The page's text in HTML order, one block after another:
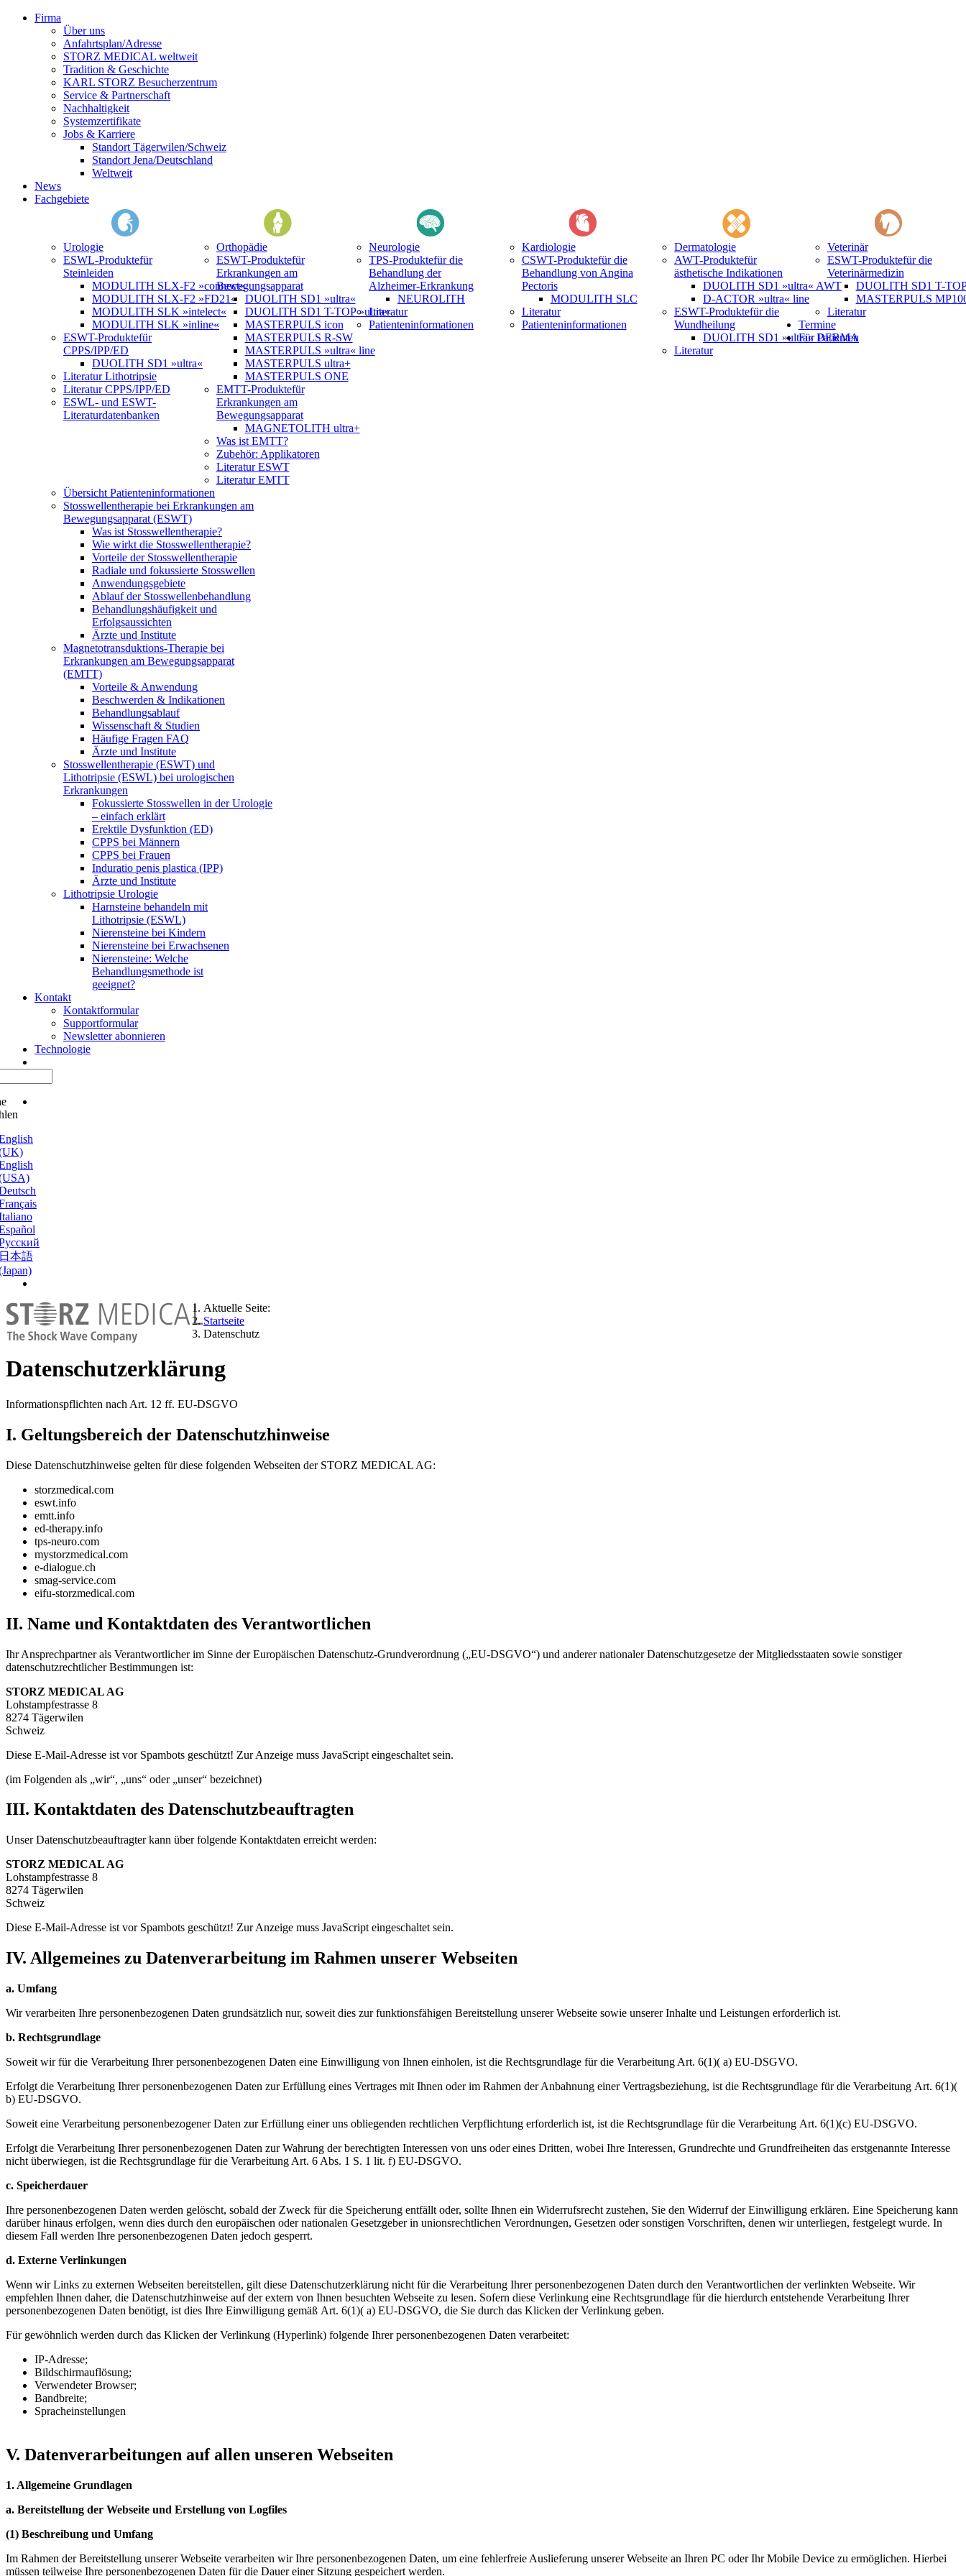
Firma
Über uns
Anfahrtsplan/Adresse
STORZ MEDICAL weltweit
Tradition & Geschichte
KARL STORZ Besucherzentrum
Service & Partnerschaft
Nachhaltigkeit
Systemzertifikate
Jobs & Karriere
Standort Tägerwilen/Schweiz
Standort Jena/Deutschland
Weltweit
News
Fachgebiete
Urologie
ESWL-Produktefür
Steinleiden
MODULITH SLX-F2 »connect«
MODULITH SLX-F2 »FD21«
MODULITH SLK »intelect«
MODULITH SLK »inline«
ESWT-Produktefür
CPPS/IPP/ED
DUOLITH SD1 »ultra«
Literatur Lithotripsie
Literatur CPPS/IPP/ED
ESWL- und ESWT-
Literaturdatenbanken
Orthopädie
ESWT-Produktefür
Erkrankungen am
Bewegungsapparat
DUOLITH SD1 »ultra«
DUOLITH SD1 T-TOP »ultra«
MASTERPULS icon
MASTERPULS R-SW
MASTERPULS »ultra« line
MASTERPULS ultra+
MASTERPULS ONE
EMTT-Produktefür
Erkrankungen am
Bewegungsapparat
MAGNETOLITH ultra+
Was ist EMTT?
Zubehör: Applikatoren
Literatur ESWT
Literatur EMTT
Neurologie
TPS-Produktefür die
Behandlung der
Alzheimer-Erkrankung
NEUROLITH
Literatur
Patienteninformationen
Kardiologie
CSWT-Produktefür die
Behandlung von Angina
Pectoris
MODULITH SLC
Literatur
Patienteninformationen
Dermatologie
AWT-Produktefür
ästhetische Indikationen
DUOLITH SD1 »ultra« AWT
D-ACTOR »ultra« line
ESWT-Produktefür die
Wundheilung
DUOLITH SD1 »ultra« DERMA
Literatur
Veterinär
ESWT-Produktefür die
Veterinärmedizin
DUOLITH SD1 T-
MASTERPULS
Literatur
Termine
Für Patienten
Übersicht Patienteninformationen
Stosswellentherapie bei Erkrankungen am
Bewegungsapparat (ESWT)
Was ist Stosswellentherapie?
Wie wirkt die Stosswellentherapie?
Vorteile der Stosswellentherapie
Radiale und fokussierte Stosswellen
Anwendungsgebiete
Ablauf der Stosswellenbehandlung
Behandlungshäufigkeit und
Erfolgsaussichten
Ärzte und Institute
Magnetotransduktions-Therapie bei
Erkrankungen am Bewegungsapparat
(EMTT)
Vorteile & Anwendung
Beschwerden & Indikationen
Behandlungsablauf
Wissenschaft & Studien
Häufige Fragen FAQ
Ärzte und Institute
Stosswellentherapie (ESWT) und
Lithotripsie (ESWL) bei urologischen
Erkrankungen
Fokussierte Stosswellen in der Urologie
– einfach erklärt
Erektile Dysfunktion (ED)
CPPS bei Männern
CPPS bei Frauen
Induratio penis plastica (IPP)
Ärzte und Institute
Lithotripsie Urologie
Harnsteine behandeln mit
Lithotripsie (ESWL)
Nierensteine bei Kindern
Nierensteine bei Erwachsenen
Nierensteine: Welche
Behandlungsmethode ist
geeignet?
Kontakt
Kontaktformular
Supportformular
Newsletter abonnieren
Technologie
本語
Aktuelle Seite:
Startseite
Datenschutz
Datenschutzerklärung
Informationspflichten nach Art. 12 ff. EU-DSGVO
I. Geltungsbereich der Datenschutzhinweise
Diese Datenschutzhinweise gelten für diese folgenden Webseiten der STORZ MEDICAL AG:
storzmedical.com
eswt.info
emtt.info
ed-therapy.info
tps-neuro.com
mystorzmedical.com
e-dialogue.ch
smag-service.com
eifu-storzmedical.com
II. Name und Kontaktdaten des Verantwortlichen
Ihr Ansprechpartner als Verantwortlicher im Sinne der Europäischen Datenschutz-Grundverordnung („EU-DSGVO“) und anderer nationaler Datenschutzgesetze der Mitgliedsstaaten sowie sonstiger
datenschutzrechtlicher Bestimmungen ist:
STORZ MEDICAL AG
Lohstampfestrasse 8
8274 Tägerwilen
Schweiz
Diese E-Mail-Adresse ist vor Spambots geschützt! Zur Anzeige muss JavaScript eingeschaltet sein.
(im Folgenden als „wir“, „uns“ oder „unser“ bezeichnet)
III. Kontaktdaten des Datenschutzbeauftragten
Unser Datenschutzbeauftragter kann über folgende Kontaktdaten erreicht werden:
STORZ MEDICAL AG
Lohstampfestrasse 8
8274 Tägerwilen
Schweiz
Diese E-Mail-Adresse ist vor Spambots geschützt! Zur Anzeige muss JavaScript eingeschaltet sein.
IV. Allgemeines zu Datenverarbeitung im Rahmen unserer Webseiten
a. Umfang
Wir verarbeiten Ihre personenbezogenen Daten grundsätzlich nur, soweit dies zur funktionsfähigen Bereitstellung unserer Webseite sowie unserer Inhalte und Leistungen erforderlich ist.
b. Rechtsgrundlage
Soweit wir für die Verarbeitung Ihrer personenbezogenen Daten eine Einwilligung von Ihnen einholen, ist die Rechtsgrundlage für die Verarbeitung Art. 6(1)( a) EU-DSGVO.
Erfolgt die Verarbeitung Ihrer personenbezogenen Daten zur Erfüllung eines Vertrages mit Ihnen oder im Rahmen der Anbahnung einer Vertragsbeziehung, ist die Rechtsgrundlage für die Verarbeitung Art. 6(1)(
b) EU-DSGVO.
Soweit eine Verarbeitung personenbezogener Daten zur Erfüllung einer uns obliegenden rechtlichen Verpflichtung erforderlich ist, ist die Rechtsgrundlage für die Verarbeitung Art. 6(1)(c) EU-DSGVO.
Erfolgt die Verarbeitung Ihrer personenbezogenen Daten zur Wahrung der berechtigten Interessen von uns oder eines Dritten, wobei Ihre Interessen, Grundrechte und Grundfreiheiten das erstgenannte Interesse
nicht überwiegen, ist die Rechtsgrundlage für die Verarbeitung Art. 6 Abs. 1 S. 1 lit. f) EU-DSGVO.
c. Speicherdauer
Ihre personenbezogenen Daten werden gelöscht, sobald der Zweck für die Speicherung entfällt oder, sollte Ihnen ein Widerrufsrecht zustehen, Sie den Widerruf der Einwilligung erklären. Eine Speicherung kann
darüber hinaus erfolgen, wenn dies durch den europäischen oder nationalen Gesetzgeber in unionsrechtlichen Verordnungen, Gesetzen oder sonstigen Vorschriften, denen wir unterliegen, festgelegt wurde. In
diesem Fall werden Ihre personenbezogenen Daten jedoch gesperrt.
d. Externe Verlinkungen
Wenn wir Links zu externen Webseiten bereitstellen, gilt diese Datenschutzerklärung nicht für die Verarbeitung Ihrer personenbezogenen Daten durch den Verantwortlichen der verlinkten Webseite. Wir
empfehlen Ihnen daher, die Datenschutzhinweise auf der extern von Ihnen besuchten Webseite zu lesen. Sofern diese Verlinkung eine Rechtsgrundlage für die hierdurch entstehende Verarbeitung Ihrer
personenbezogenen Daten benötigt, ist dies Ihre Einwilligung gemäß Art. 6(1)( a) EU-DSGVO, die Sie durch das Klicken der Verlinkung geben.
Für gewöhnlich werden durch das Klicken der Verlinkung (Hyperlink) folgende Ihrer personenbezogenen Daten verarbeitet:
IP-Adresse;
Bildschirmauflösung;
Verwendeter Browser;
Bandbreite;
Spracheinstellungen
V. Datenverarbeitungen auf allen unseren Webseiten
1. Allgemeine Grundlagen
a. Bereitstellung der Webseite und Erstellung von Logfiles
(1) Beschreibung und Umfang
Im Rahmen der Bereitstellung unserer Webseite verarbeiten wir Ihre personenbezogenen Daten, um eine fehlerfreie Auslieferung unserer Webseite an Ihren PC oder Ihr Mobile Device zu ermöglichen. Hierbei
müssen teilweise Ihre personenbezogenen Daten für die Dauer einer Sitzung gespeichert werden.